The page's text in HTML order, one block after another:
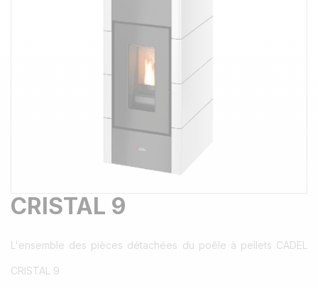
CRISTAL 9
L'ensemble des pièces détachées du poêle à pellets CADEL
CRISTAL 9